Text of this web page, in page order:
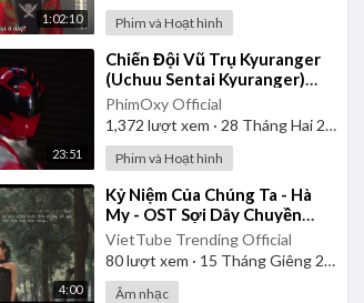
1:02:10 Phim và Hoạt hình
23:51
⁣Chiến Đội Vũ Trụ Kyuranger
(Uchuu Sentai Kyuranger)
2017 - Tập 1 | Thuyết Minh
PhimOxy Official
1,372 lượt xem · 28 Tháng Hai 2025
Phim và Hoạt hình
4:00
⁣Kỷ Niệm Của Chúng Ta - Hà
My - OST Sợi Dây Chuyền
Định Mệnh - Nhạc Hoa Lời
Việt
VietTube Trending Official
80lượt xem · 15 Tháng Giêng 2025
Âm nhạc